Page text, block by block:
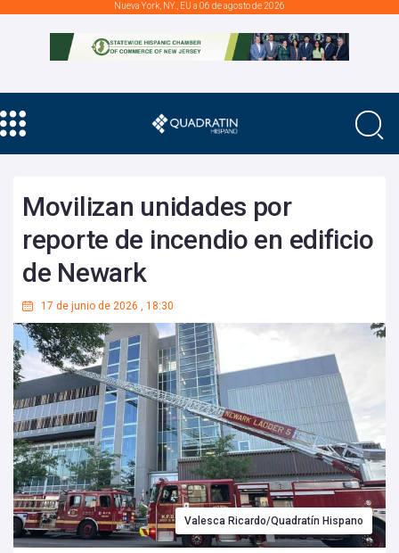
Nueva York, NY., EU a 06 de agosto de 2026
Movilizan unidades por
reporte de incendio en edificio
de Newark
17 de junio de 2026 , 18:30
Valesca Ricardo/Quadratín Hispano